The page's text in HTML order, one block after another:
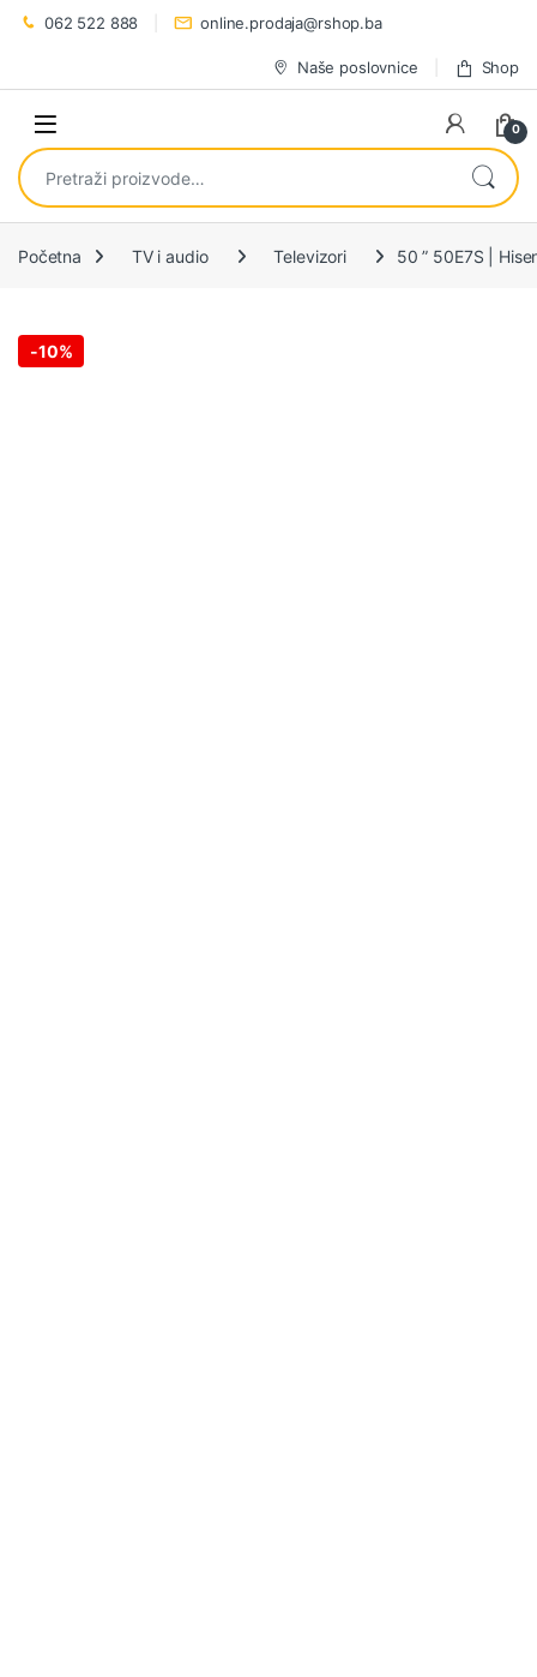
Preskoči na navigaciju
Preskoči na sadržaj
062 522 888 online.prodaja@rshop.ba
Naše poslovnice Shop
0
Pretraži:
Početna TV i audio Televizori 50 ” 50E7S |
-10%